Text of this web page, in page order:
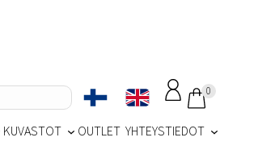
0
KUVASTOT OUTLET YHTEYSTIEDOT